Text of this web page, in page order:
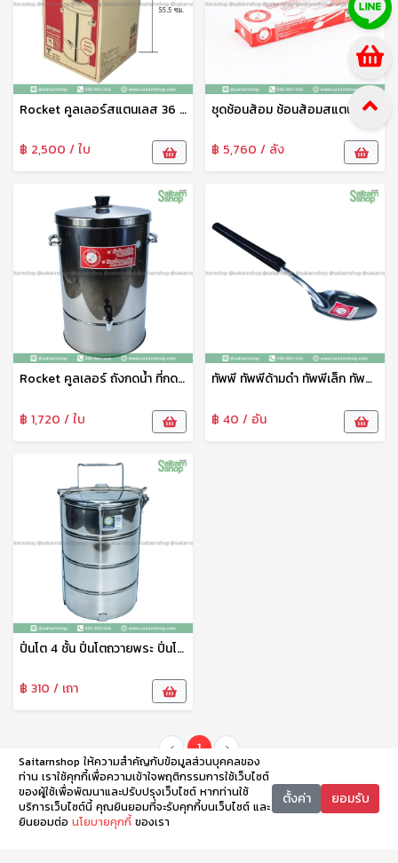
Rocket คูลเลอร์สแตนเลส 36 ซม. ตราจรวด คูลเลอร์น้ำ คูลเลอร์กดน้ำ ถังน้ำ ถังน้ำดื่ม สเตนเลสสตีล คุณภาพดี แข็งแรง ทนทาน
฿ 2,500 / ใบ
ชุดช้อนส้อม ช้อนส้อมสแตนเลส ช้อนส้อมยาว ตักอาหาร 1กล่อง12คู่ ตราจรวด
฿ 5,760 / ลัง
Rocket คูลเลอร์ ถังกดน้ำ ที่กดน้ำ คูลเลอร์น้ำ คูลเลอร์สแตนเลส 30 ซม. ตราจรวด
฿ 1,720 / ใบ
ทัพพี ทัพพีด้ามดำ ทัพพีเล็ก ทัพพีตักอาหาร ทัพพีสแตนเลส ทัพพีอเนกประสงค์ ตราจรวด
฿ 40 / อัน
ปิ่นโต 4 ชั้น ปิ่นโตถวายพระ ปิ่นโตใส่อาหาร ปิ่นโตสแตนเลส 14 ซม. ตราจรวด
฿ 310 / เถา
‹ 1 ›
Saitarnshop ให้ความสำคัญกับข้อมูลส่วนบุคคลของ
ท่าน เราใช้คุกกี้เพื่อความเข้าใจพฤติกรรมการใช้เว็บไซต์
ของผู้ใช้เพื่อพัฒนาและปรับปรุงเว็บไซต์ หากท่านใช้
บริการเว็บไซต์นี้ คุณยินยอมที่จะรับคุกกี้บนเว็บไซต์ และ
ยินยอมต่อ นโยบายคุกกี้ ของเรา
ตั้งค่า ยอมรับ